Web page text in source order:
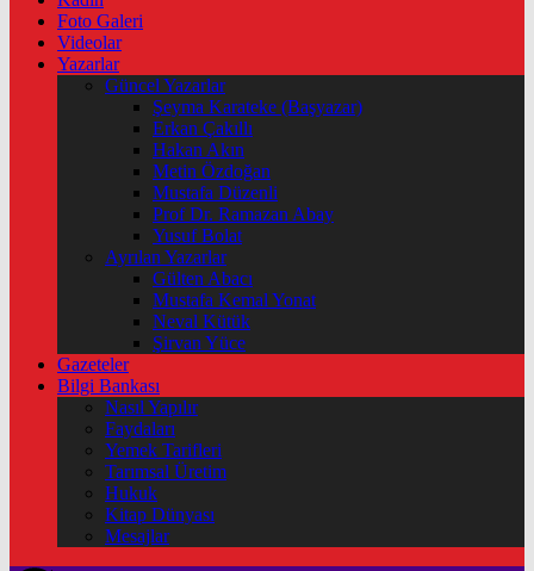
Foto Galeri
Videolar
Yazarlar
Güncel Yazarlar
Şeyma Karateke (Başyazar)
Erkan Çakıllı
Hakan Akın
Metin Özdoğan
Mustafa Düzenli
Prof Dr. Ramazan Abay
Yusuf Bolat
Ayrılan Yazarlar
Gülten Abacı
Mustafa Kemal Yonat
Neval Kütük
Şirvan Yüce
Gazeteler
Bilgi Bankası
Nasıl Yapılır
Faydaları
Yemek Tarifleri
Tarımsal Üretim
Hukuk
Kitap Dünyası
Mesajlar